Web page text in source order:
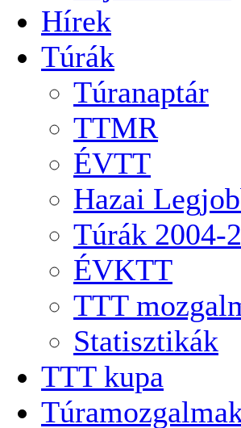
Hírek
Túrák
Túranaptár
TTMR
ÉVTT
Hazai
Túrák 2004-
ÉVKTT
TTT
Statisztikák
TTT kupa